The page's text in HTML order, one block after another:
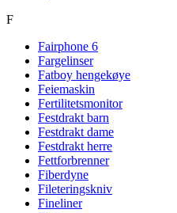
F
Fairphone 6
Fargelinser
Fatboy hengekøye
Feiemaskin
Fertilitetsmonitor
Festdrakt barn
Festdrakt dame
Festdrakt herre
Fettforbrenner
Fiberdyne
Fileteringskniv
Fineliner